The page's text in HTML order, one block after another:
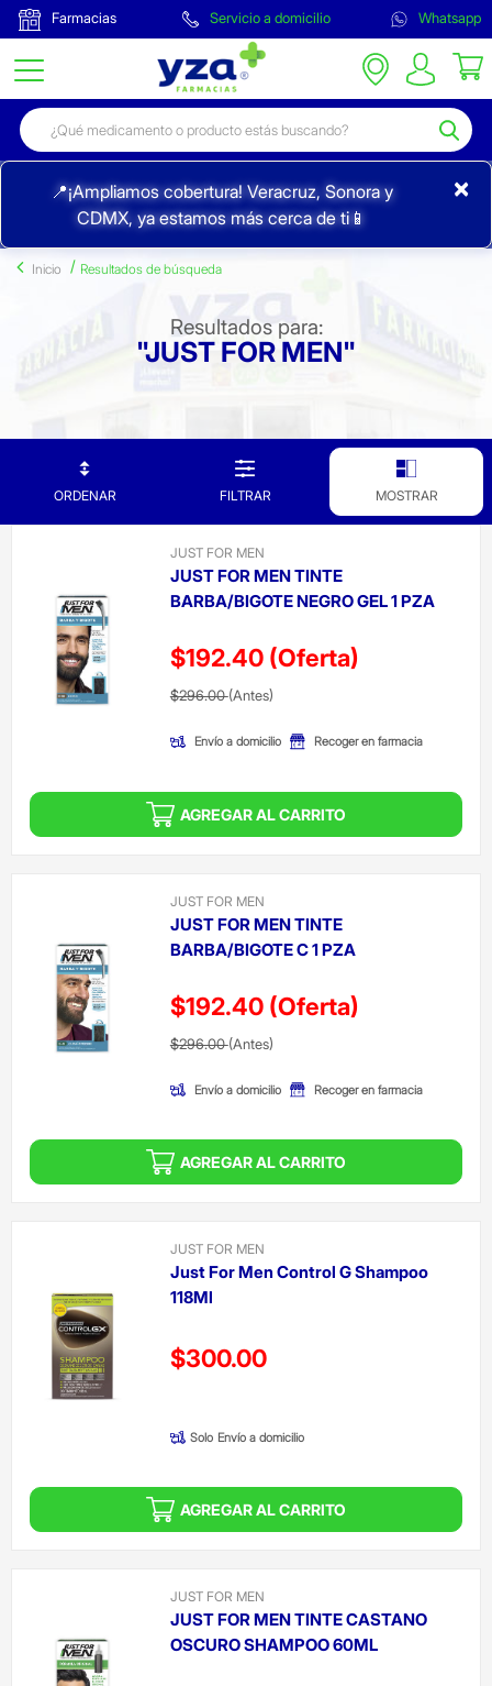
Farmacias Servicio a domicilio Whatsapp
📍¡Ampliamos cobertura! Veracruz, Sonora y
CDMX, ya estamos más cerca de ti📱
×
Inicio Resultados de búsqueda
Resultados para:
"JUST FOR MEN"
ORDENAR FILTRAR MOSTRAR
JUST FOR MEN
JUST FOR MEN TINTE
BARBA/BIGOTE NEGRO GEL 1 PZA
$192.40 (Oferta)
Precio reducido de
$296.00(Antes)(Oferta)
Envío a domicilio Recoger en farmacia
AGREGAR AL CARRITO
JUST FOR MEN
JUST FOR MEN TINTE
BARBA/BIGOTE C 1 PZA
$192.40 (Oferta)
Precio reducido de
$296.00(Antes)(Oferta)
Envío a domicilio Recoger en farmacia
AGREGAR AL CARRITO
JUST FOR MEN
Just For Men Control G Shampoo
118Ml
Precio reducido de
$300.00
Solo Envío a domicilio
AGREGAR AL CARRITO
JUST FOR MEN
JUST FOR MEN TINTE CASTANO
OSCURO SHAMPOO 60ML